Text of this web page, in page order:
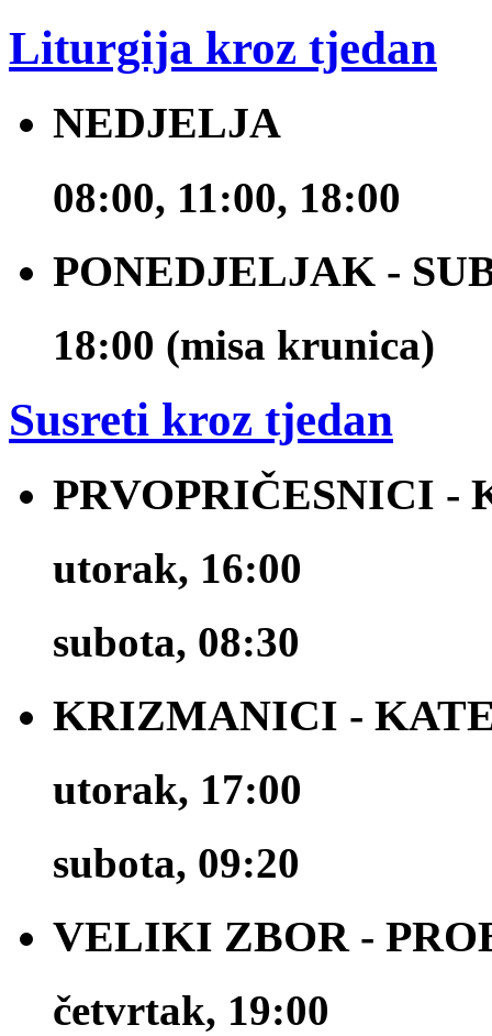
Liturgija kroz tjedan
NEDJELJA
08:00, 11:00, 18:00
PONEDJELJAK -
18:00 (misa krunica)
Susreti kroz tjedan
PRVOPRIČESNICI -
utorak, 16:00
subota, 08:30
KRIZMANICI -
utorak, 17:00
subota, 09:20
VELIKI ZBOR -
četvrtak, 19:00